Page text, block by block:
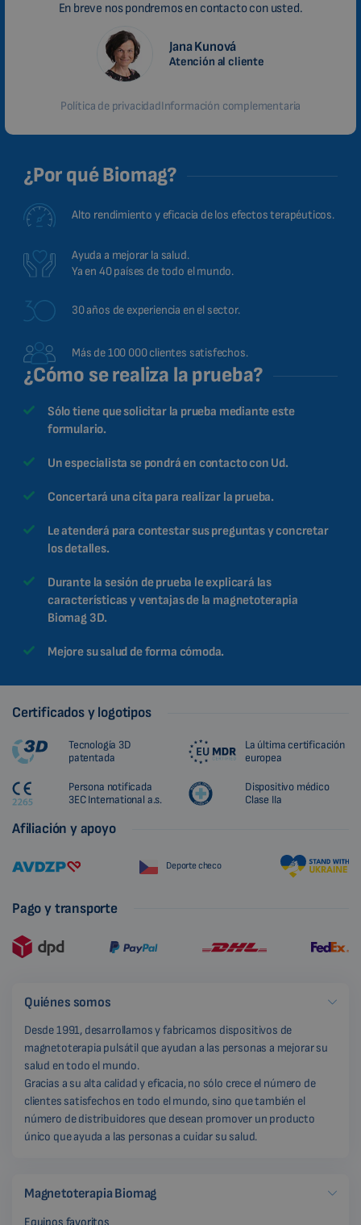
En breve nos pondremos en contacto con usted.
Jana Kunová
Atención al cliente
Política de privacidadInformación complementaria
¿Por qué Biomag?
Alto rendimiento y eficacia de los efectos terapéuticos.
Ayuda a mejorar la salud.
Ya en 40 países de todo el mundo.
30 años de experiencia en el sector.
Más de 100 000 clientes satisfechos.
¿Cómo se realiza la prueba?
Sólo tiene que solicitar la prueba mediante este
formulario.
Un especialista se pondrá en contacto con Ud.
Concertará una cita para realizar la prueba.
Le atenderá para contestar sus preguntas y concretar
los detalles.
Durante la sesión de prueba le explicará las
características y ventajas de la magnetoterapia
Biomag 3D.
Mejore su salud de forma cómoda.
Certificados y logotipos
Tecnología 3D
patentada
La última certificación
europea
Persona notificada
3EC International a.s.
Dispositivo médico
Clase IIa
Afiliación y apoyo
Deporte checo
Pago y transporte
Quiénes somos
Desde 1991, desarrollamos y fabricamos dispositivos de
magnetoterapia pulsátil que ayudan a las personas a mejorar su
salud en todo el mundo.
Gracias a su alta calidad y eficacia, no sólo crece el número de
clientes satisfechos en todo el mundo, sino que también el
número de distribuidores que desean promover un producto
único que ayuda a las personas a cuidar su salud.
Magnetoterapia Biomag
Equipos favoritos